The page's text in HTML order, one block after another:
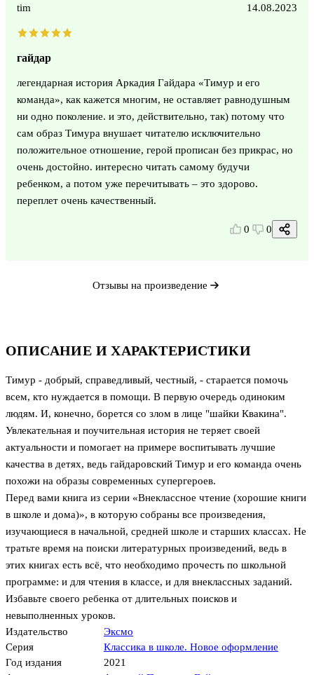
ОПИСАНИЕ И ХАРАКТЕРИСТИКИ
Тимур - добрый, справедливый, честный, - старается помочь
всем, кто нуждается в помощи. В первую очередь одиноким
людям. И, конечно, борется со злом в лице "шайки Квакина".
Увлекательная и поучительная история не теряет своей
актуальности и помогает на примере воспитывать лучшие
качества в детях, ведь гайдаровский Тимур и его команда очень
похожи на образы современных супергероев.
Перед вами книга из серии «Внеклассное чтение (хорошие книги
в школе и дома)», в которую собраны все произведения,
изучающиеся в начальной, средней школе и старших классах. Не
тратьте время на поиски литературных произведений, ведь в
этих книгах есть всё, что необходимо прочесть по школьной
программе: и для чтения в классе, и для внеклассных заданий.
Избавьте своего ребенка от длительных поисков и
невыполненных уроков.
Издательство
Эксмо
Серия
Классика в школе. Новое оформление
Год издания
2021
tim 14.08.2023
гайдар
легендарная история Аркадия Гайдара «Тимур и его
команда», как кажется многим, не оставляет равнодушным
ни одно поколение. и это, действительно, так) потому что
сам образ Тимура внушает читателю исключительно
положительное отношение, герой прописан без прикрас, но
очень достойно. интересно читать самому будучи
ребенком, а потом уже перечитывать – это здорово.
переплет очень качественный.
0 0
Отзывы на произведение